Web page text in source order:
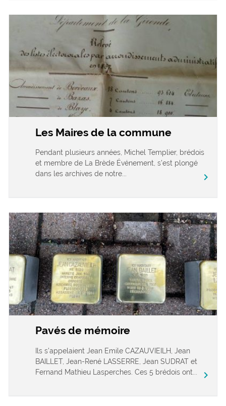
Les Maires de la commune
Pendant plusieurs années, Michel Templier, brédois
et membre de La Brède Événement, s’est plongé
dans les archives de notre...
chevron_right
Pavés de mémoire
Ils s’appelaient Jean Emile CAZAUVIEILH, Jean
BAILLET, Jean-René LASSERRE, Jean SUDRAT et
Fernand Mathieu Lasperches. Ces 5 brédois ont...
chevron_right